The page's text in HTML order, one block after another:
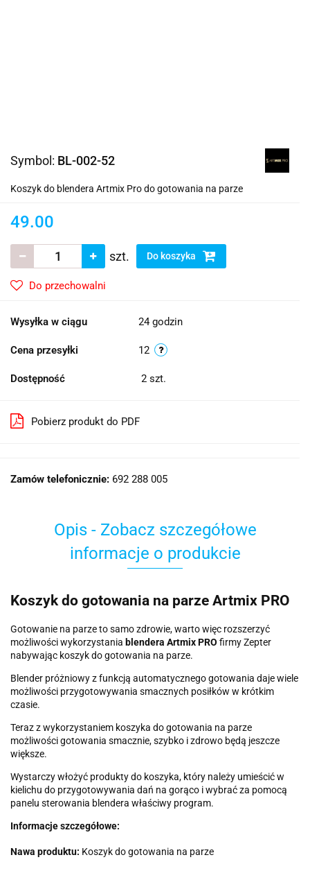
Symbol: BL-002-52
Koszyk do blendera Artmix Pro do gotowania na parze
49.00
szt. Do koszyka
Do przechowalni
Wysyłka w ciągu 24 godzin
Cena przesyłki 12
Dostępność 2 szt.
Pobierz produkt do PDF
Zamów telefonicznie: 692 288 005
Opis - Zobacz szczegółowe
informacje o produkcie
Koszyk do gotowania na parze Artmix PRO
Gotowanie na parze to samo zdrowie, warto więc rozszerzyć
możliwości wykorzystania blendera Artmix PRO firmy Zepter
nabywając koszyk do gotowania na parze.
Blender próżniowy z funkcją automatycznego gotowania daje wiele
możliwości przygotowywania smacznych posiłków w krótkim
czasie.
Teraz z wykorzystaniem koszyka do gotowania na parze
możliwości gotowania smacznie, szybko i zdrowo będą jeszcze
większe.
Wystarczy włożyć produkty do koszyka, który należy umieścić w
kielichu do przygotowywania dań na gorąco i wybrać za pomocą
panelu sterowania blendera właściwy program.
Informacje szczegółowe:
Nawa produktu: Koszyk do gotowania na parze